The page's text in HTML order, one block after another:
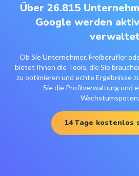
Über 26.815
Google werden
Ob Sie Unternehmer, Freiberufler
bietet Ihnen die Tools, die Sie
zu optimieren und echte Ergebnisse
Sie die Profilverwaltung und
14 Tage kostenlos